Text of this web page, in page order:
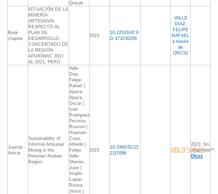
Quispe
Book-
chapter
SITUACIÓN DE LA
MINERÍA
ARTESANAL
RESPECTO AL
PLAN DE
DESARROLLO
CONCERTADO DE
LA REGIÓN
APURÍMAC 2017
AL 2021, PERÚ
2023
10.22533/AT.E
D.473230208
VALLE
DIAZ,
FELIPE
RAFAEL
a través
de
ORCID
Journal -
Article
Sustainability of
Informal Artisanal
Mining in the
Peruvian Andean
Region
Valle
Diaz,
Felipe
Rafael |
Apaza-
Apaza,
Oscar |
Ivan
Rodriguez-
Peceros,
Rosmel |
Huaman-
Cuya,
Alfredo |
Felipe
Valle-
Sheron,
Juan |
Virgilio
Luque-
Rivera,
Jesus |
2023
10.3390/SU15
2115586
2023: No
disponible**,
Otros